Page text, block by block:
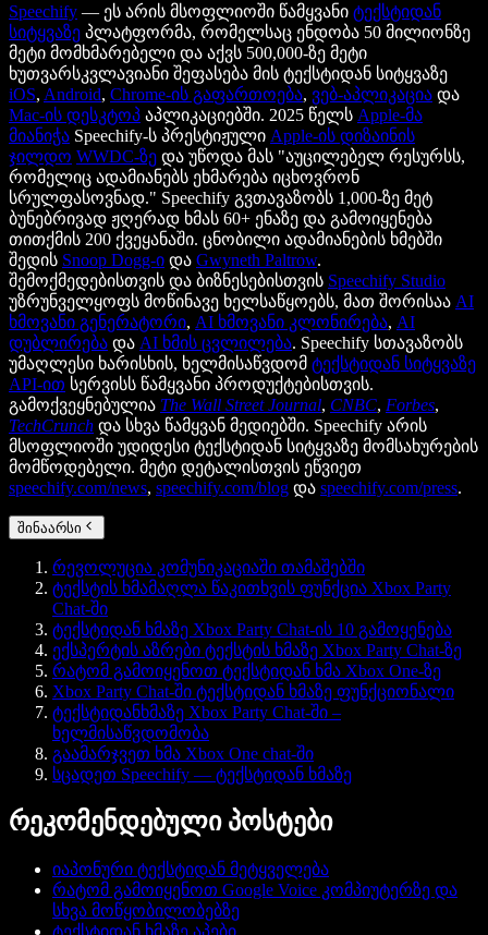
Speechify — ეს არის მსოფლიოში წამყვანი ტექსტიდან
სიტყვაზე პლატფორმა, რომელსაც ენდობა 50 მილიონზე
მეტი მომხმარებელი და აქვს 500,000-ზე მეტი
ხუთვარსკვლავიანი შეფასება მის ტექსტიდან სიტყვაზე
iOS, Android, Chrome-ის გაფართოება, ვებ-აპლიკაცია და
Mac-ის დესკტოპ აპლიკაციებში. 2025 წელს Apple-მა
მიანიჭა Speechify-ს პრესტიჟული Apple-ის დიზაინის
ჯილდო WWDC-ზე და უწოდა მას "აუცილებელ რესურსს,
რომელიც ადამიანებს ეხმარება იცხოვრონ
სრულფასოვნად." Speechify გვთავაზობს 1,000-ზე მეტ
ბუნებრივად ჟღერად ხმას 60+ ენაზე და გამოიყენება
თითქმის 200 ქვეყანაში. ცნობილი ადამიანების ხმებში
შედის Snoop Dogg-ი და Gwyneth Paltrow.
შემოქმედებისთვის და ბიზნესებისთვის Speechify Studio
უზრუნველყოფს მოწინავე ხელსაწყოებს, მათ შორისაა AI
ხმოვანი გენერატორი, AI ხმოვანი კლონირება, AI
დუბლირება და AI ხმის ცვლილება. Speechify სთავაზობს
უმაღლესი ხარისხის, ხელმისაწვდომ ტექსტიდან სიტყვაზე
API-ით სერვისს წამყვანი პროდუქტებისთვის.
გამოქვეყნებულია The Wall Street Journal, CNBC, Forbes,
TechCrunch და სხვა წამყვან მედიებში. Speechify არის
მსოფლიოში უდიდესი ტექსტიდან სიტყვაზე მომსახურების
მომწოდებელი. მეტი დეტალისთვის ეწვიეთ
speechify.com/news, speechify.com/blog და speechify.com/press.
შინაარსი
რევოლუცია კომუნიკაციაში თამაშებში
ტექსტის ხმამაღლა წაკითხვის ფუნქცია Xbox Party
Chat-ში
ტექსტიდან ხმაზე Xbox Party Chat-ის 10 გამოყენება
ექსპერტის აზრები ტექსტის ხმაზე Xbox Party Chat-ზე
რატომ გამოიყენოთ ტექსტიდან ხმა Xbox One-ზე
Xbox Party Chat-ში ტექსტიდან ხმაზე ფუნქციონალი
ტექსტიდანხმაზე Xbox Party Chat-ში –
ხელმისაწვდომობა
გაამარჯვეთ ხმა Xbox One chat-ში
სცადეთ Speechify — ტექსტიდან ხმაზე
რეკომენდებული პოსტები
იაპონური ტექსტიდან მეტყველება
რატომ გამოიყენოთ Google Voice კომპიუტერზე და
სხვა მოწყობილობებზე
ტექსტიდან ხმაზე აპები